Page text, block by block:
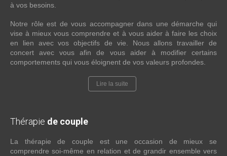
à vos besoins.
Notre rôle est de vous accompagner dans une démarche qui
vise à mieux vous comprendre et à vous aider à faire les choix
en lien avec vos objectifs de vie. Nous allons travailler de
concert avec vous afin de vous aider à modifier certains
comportements qui vous éloignent de vos valeurs profondes.
Lire la suite
Thérapie de couple
La thérapie de couple est une occasion de mieux se
comprendre soi-même en relation et de grandir ensemble vers